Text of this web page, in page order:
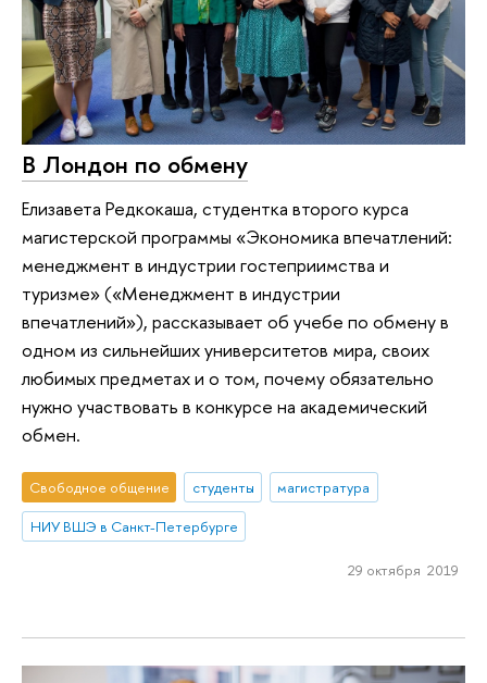
В Лондон по обмену
Елизавета Редкокаша, студентка второго курса
магистерской программы «Экономика впечатлений:
менеджмент в индустрии гостеприимства и
туризме» («Менеджмент в индустрии
впечатлений»), рассказывает об учебе по обмену в
одном из сильнейших университетов мира, своих
любимых предметах и о том, почему обязательно
нужно участвовать в конкурсе на академический
обмен.
Свободное общение студенты
магистратура
НИУ ВШЭ в Санкт-Петербурге
29 октября 2019